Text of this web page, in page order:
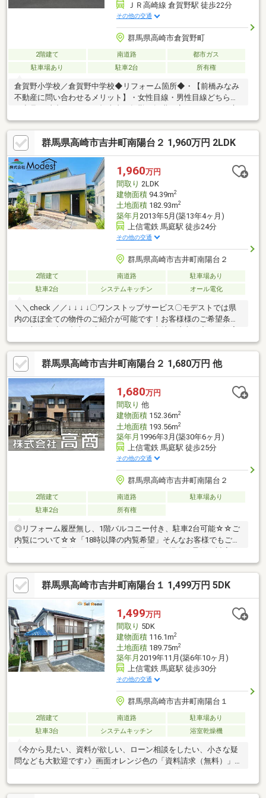
ＪＲ高崎線 倉賀野駅 徒歩22分
その他の交通
群馬県高崎市倉賀野町
2階建て 南道路
都市ガス
駐車場あり
駐車2台 所有権
倉賀野小学校／倉賀野中学校◆リフォーム箇所◆・【前橋みなみ
不動産に問い合わせるメリット】・女性目線・男性目線どちらも
配なし◎・少数精鋭だから個人情報が多くの人に知られる心配な
し◎・私たちはお客様への無理な営業活動を嫌います。（期待以
上のサービスを提供できるようには心掛けております！）
群馬県高崎市吉井町南陽台２ 1,960万円 2LDK
1,960万円
間取り 2LDK
建物面積94.39m2
土地面積182.93m2
築年月 2013年5月(築13年4ヶ月)
上信電鉄 馬庭駅 徒歩24分
その他の交通
群馬県高崎市吉井町南陽台２
2階建て 南道路
駐車場あり
駐車2台
システムキッチン オール電化
＼＼check ／／↓ ↓ ↓ ↓〇ワンストップサービス〇モデストでは県
内のほぼ全ての物件のご紹介が可能です！お客様様のご希望条件
から新築戸建・中古戸建・マンション・土地・注文住宅のご提案
が可能！〇ローン実績多数〇・他社で住宅ローンの融資を断られ
た・カードや車のローンがある・年収が少ない・勤続が短い・派
遣、契約社員の方等ローン実績多数ございます！お問い合わせは
青いバナーから♪ご見学予約は0120-302-082【通話無料】まで！
群馬県高崎市吉井町南陽台２ 1,680万円 他
1,680万円
間取り 他
建物面積152.36m2
土地面積193.56m2
築年月 1996年3月(築30年6ヶ月)
上信電鉄 馬庭駅 徒歩25分
その他の交通
群馬県高崎市吉井町南陽台２
2階建て 南道路
駐車場あり
駐車2台
所有権
◎リフォーム履歴無し、1階バルコニー付き、駐車2台可能☆☆ご
内覧について☆☆「18時以降の内覧希望」そんなお客様でもご安
たします！ぜひお気軽にご相談ください。◆現況渡し◆景観計画
区域◆現況：空家
群馬県高崎市吉井町南陽台１ 1,499万円 5DK
1,499万円
間取り 5DK
建物面積116.1m2
土地面積189.75m2
築年月 2019年11月(築6年10ヶ月)
上信電鉄 馬庭駅 徒歩30分
その他の交通
群馬県高崎市吉井町南陽台１
2階建て 南道路
駐車場あり
駐車3台
システムキッチン 浴室乾燥機
《今から見たい、資料が欲しい、ローン相談をしたい、小さな疑
問なども大歓迎です♪》画面オレンジ色の「資料請求（無料）」を
POINT☆・小学校まで徒歩約9分なので登下校も安心♪・収納スペ
ースも多く、様々な用途にお使いいただけます♪・広々シンクなの